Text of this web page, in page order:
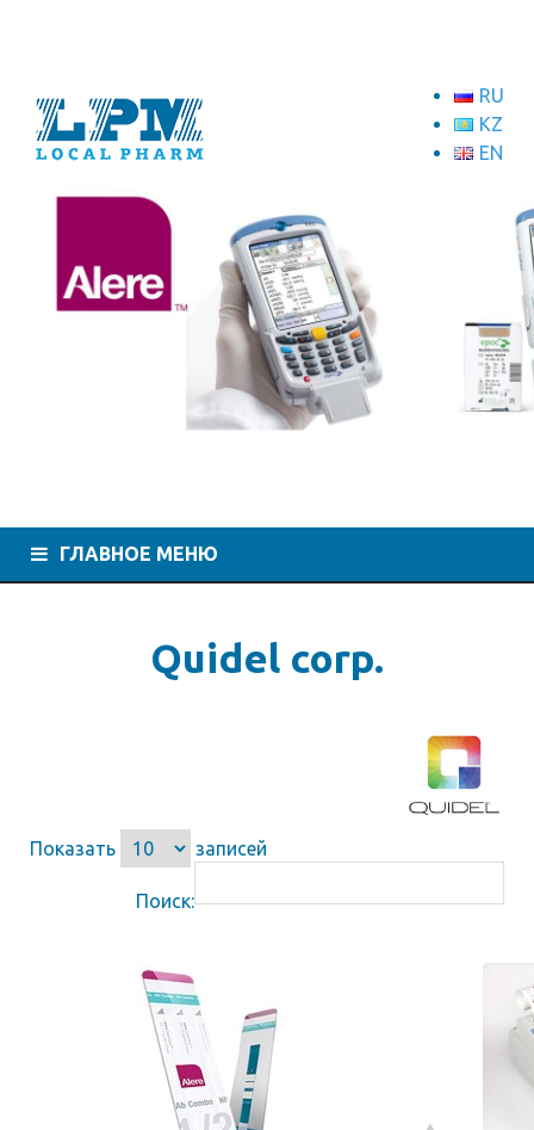
RU
KZ
EN
ТОО "Локал Фарм"
ГЛАВНОЕ МЕНЮ
Quidel corp.
Показать записей
Поиск: